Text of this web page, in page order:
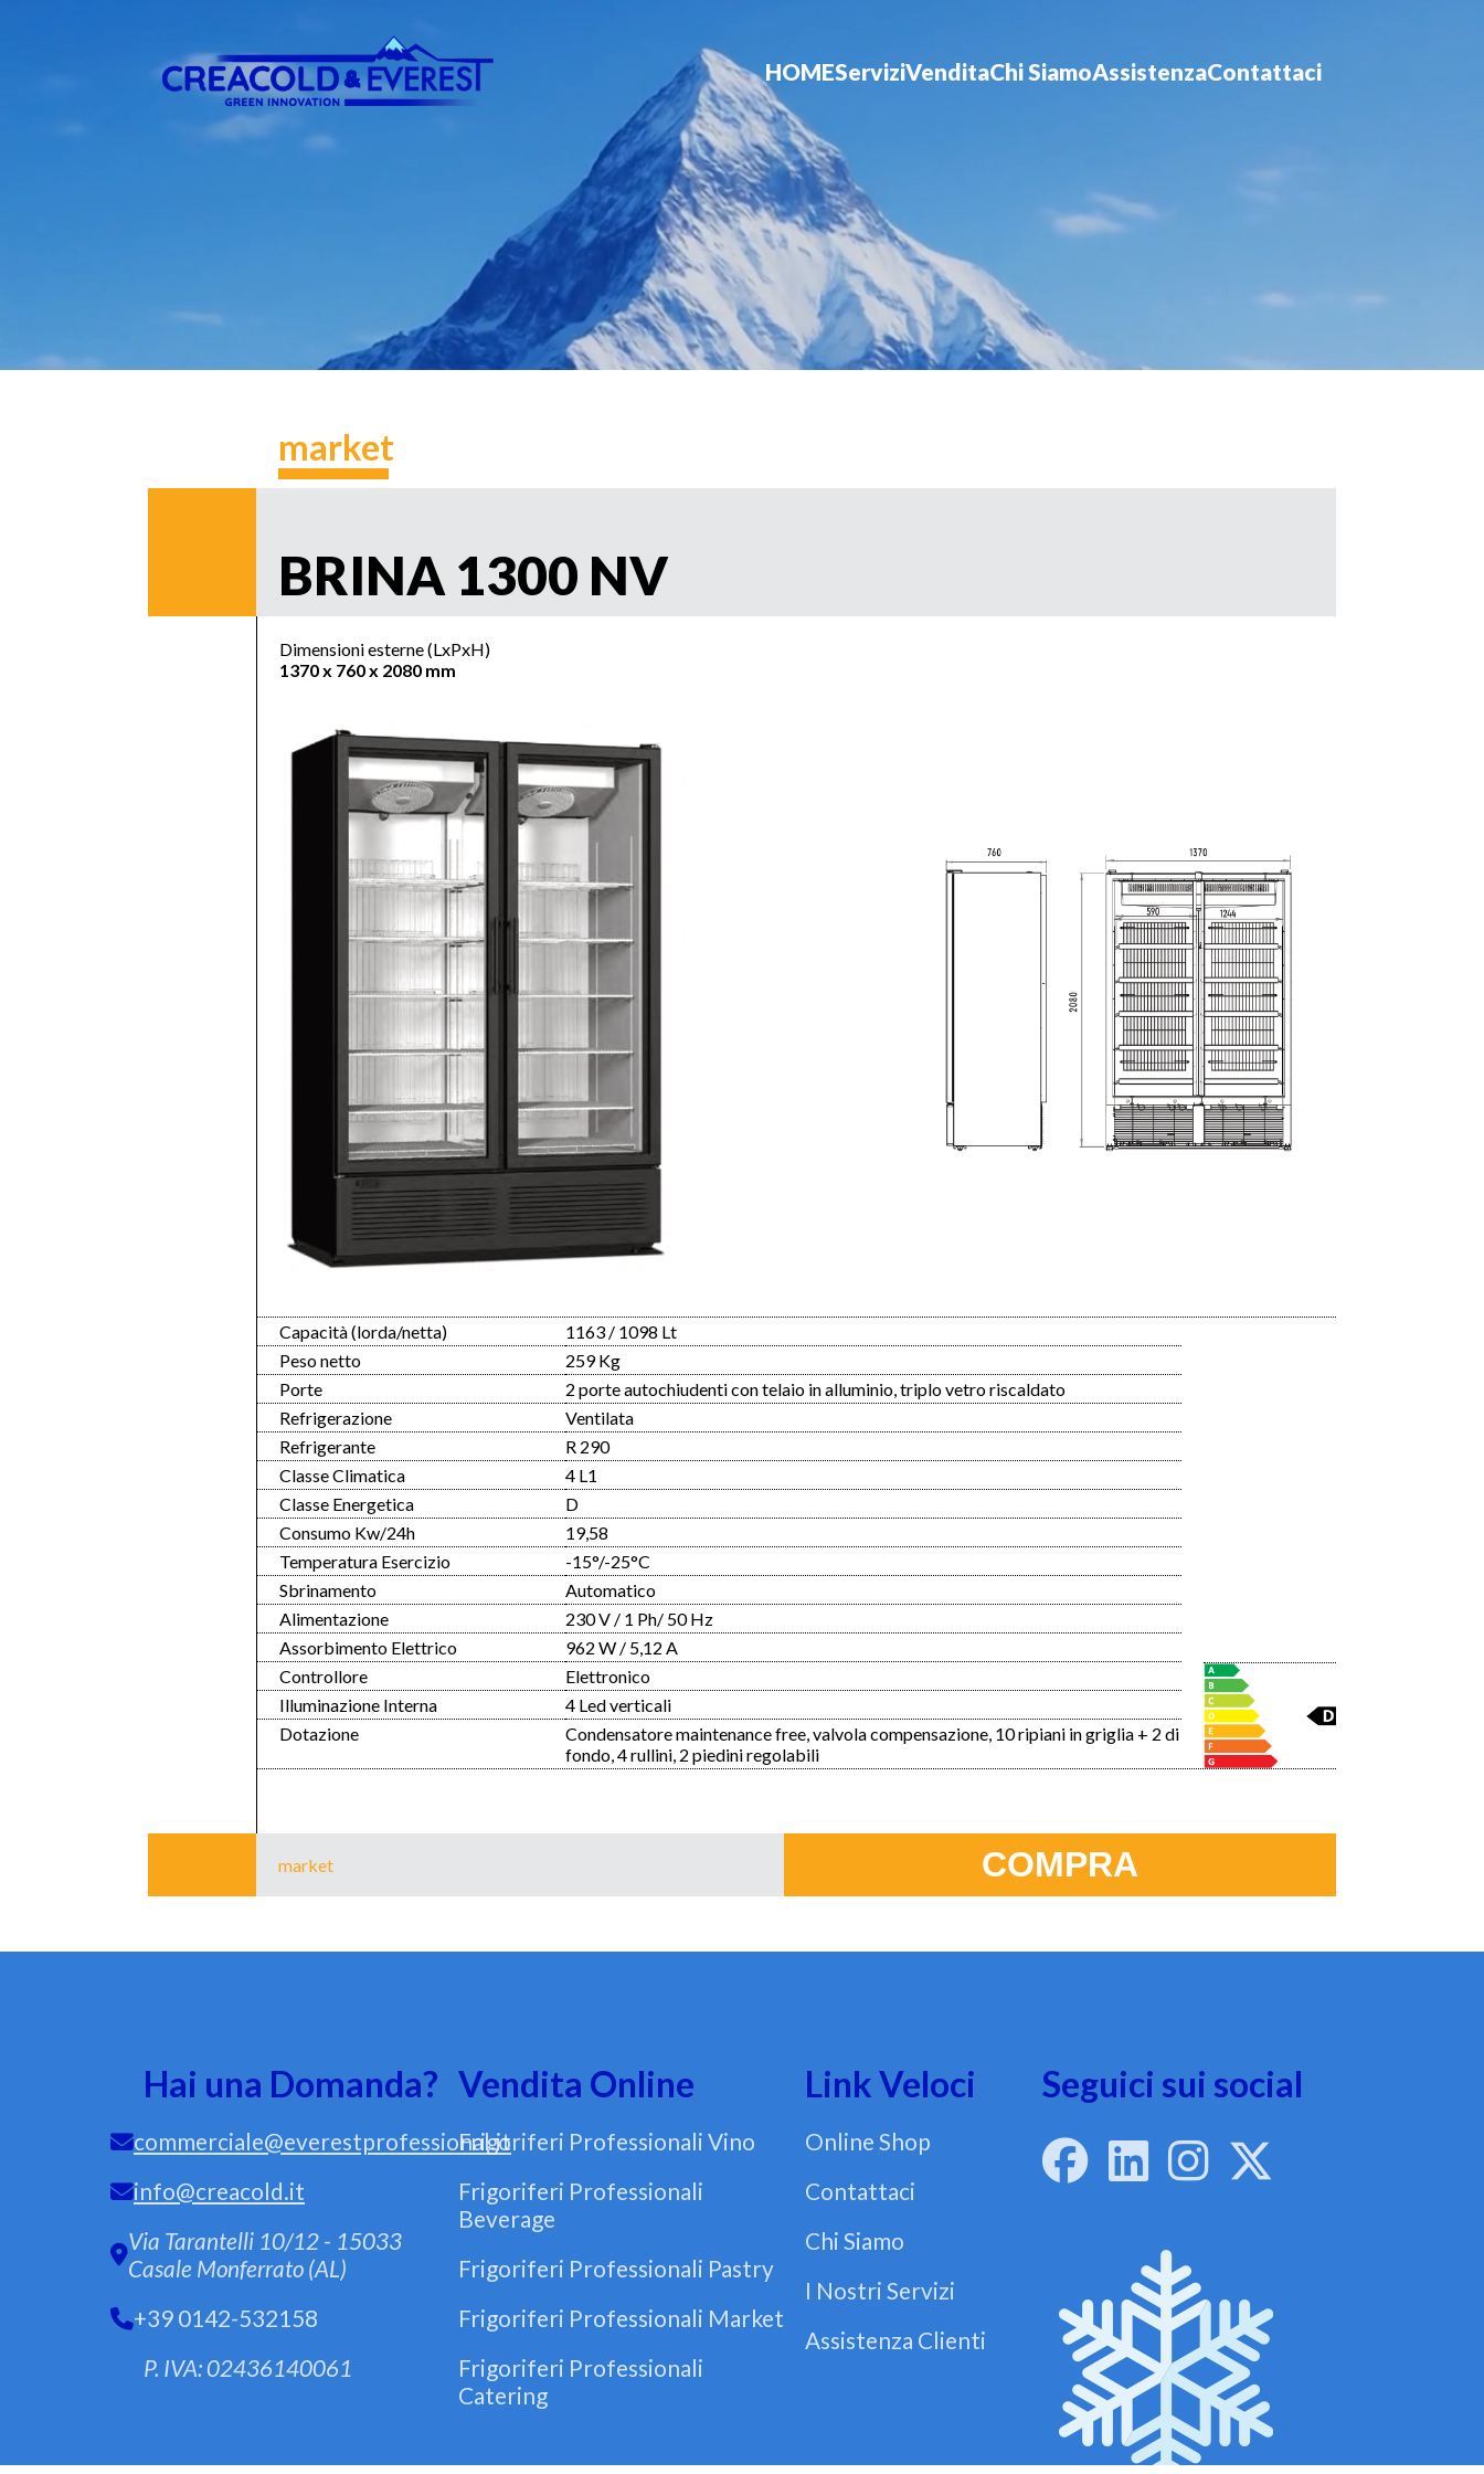
HOMEServiziVenditaChi SiamoAssistenzaContattaci
market
BRINA 1300 NV
Dimensioni esterne (LxPxH)
1370 x 760 x 2080 mm
Capacità (lorda/netta)
Peso netto
Porte
Refrigerazione
Refrigerante
Classe Climatica
Classe Energetica
Consumo Kw/24h
Temperatura Esercizio
Sbrinamento
Alimentazione
Assorbimento Elettrico
Controllore
Illuminazione Interna
Dotazione
1163 / 1098 Lt
259 Kg
2 porte autochiudenti con telaio in alluminio, triplo vetro riscaldato
Ventilata
R 290
4 L1
D
19,58
-15°/-25°C
Automatico
230 V / 1 Ph/ 50 Hz
962 W / 5,12 A
Elettronico
4 Led verticali
Condensatore maintenance free, valvola compensazione, 10 ripiani in griglia + 2 di
fondo, 4 rullini, 2 piedini regolabili
market COMPRA
Hai una Domanda?
commerciale@everestprofessional.it
info@creacold.it
Via Tarantelli 10/12 - 15033
Casale Monferrato (AL)
+39 0142-532158
P. IVA: 02436140061
Vendita Online
Frigoriferi Professionali Vino
Frigoriferi Professionali
Beverage
Frigoriferi Professionali Pastry
Frigoriferi Professionali Market
Frigoriferi Professionali
Catering
Link Veloci
Online Shop
Contattaci
Chi Siamo
I Nostri Servizi
Assistenza Clienti
Seguici sui social